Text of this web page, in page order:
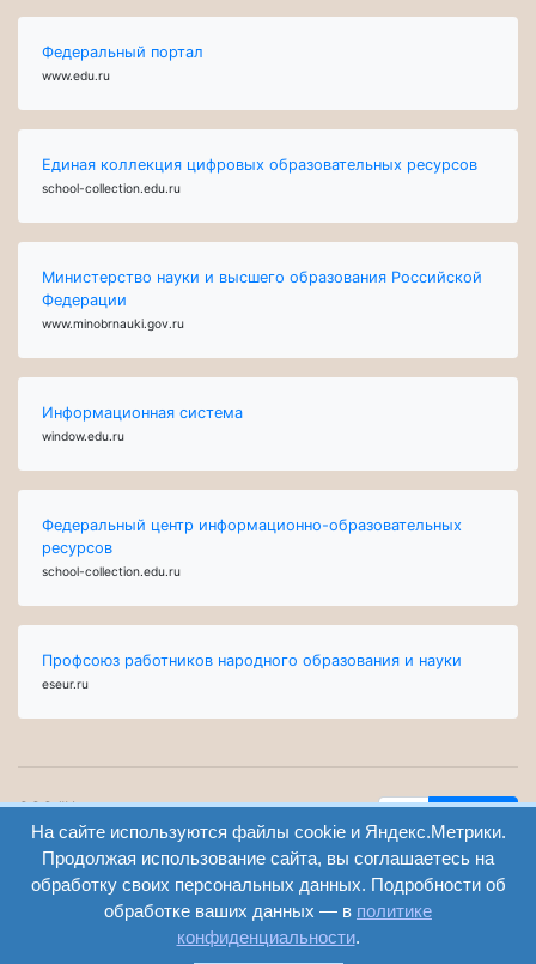
Федеральный портал
www.edu.ru
Единая коллекция цифровых образовательных ресурсов
school-collection.edu.ru
Министерство науки и высшего образования Российской
Федерации
www.minobrnauki.gov.ru
Информационная система
window.edu.ru
Федеральный центр информационно-образовательных
ресурсов
school-collection.edu.ru
Профсоюз работников народного образования и науки
eseur.ru
ООО "Центр
образования и
консалтинга"
Волгоград 2008-
2026
вход
регистрация
Версия
сайта для
слабовидящих
На сайте используются файлы cookie и Яндекс.Метрики.
Продолжая использование сайта, вы соглашаетесь на
обработку своих персональных данных. Подробности об
обработке ваших данных — в политике
конфиденциальности.